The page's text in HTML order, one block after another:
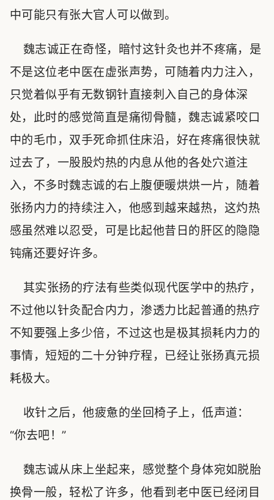
中可能只有张大官人可以做到。
魏志诚正在奇怪，暗忖这针灸也并不疼痛，是
不是这位老中医在虚张声势，可随着内力注入，
只觉着似乎有无数钢针直接刺入自己的身体深
处，此时的感觉简直是痛彻骨髓，魏志诚紧咬口
中的毛巾，双手死命抓住床沿，好在疼痛很快就
过去了，一股股灼热的内息从他的各处穴道注
入，不多时魏志诚的右上腹便暖烘烘一片，随着
张扬内力的持续注入，他感到越来越热，这灼热
感虽然难以忍受，可是比起他昔日的肝区的隐隐
钝痛还要好许多。
其实张扬的疗法有些类似现代医学中的热疗，
不过他以针灸配合内力，渗透力比起普通的热疗
不知要强上多少倍，不过这也是极其损耗内力的
事情，短短的二十分钟疗程，已经让张扬真元损
耗极大。
收针之后，他疲惫的坐回椅子上，低声道：
“你去吧！”
魏志诚从床上坐起来，感觉整个身体宛如脱胎
换骨一般，轻松了许多，他看到老中医已经闭目